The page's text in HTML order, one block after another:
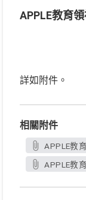
APPLE教育
詳如附件。
相關附件
APPLE教
APPLE教